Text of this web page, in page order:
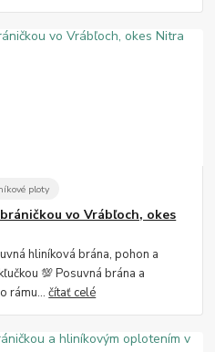
ploty
vo Vrábľoch, okes
hliníková brána, pohon a
💯 Posuvná brána a
rámu...čítať celé